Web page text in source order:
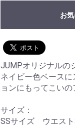
お
JUMPオリジナルの
ネイビー色ベース
ョンにもってこいの
サイズ：
SSサイズ ウエスト